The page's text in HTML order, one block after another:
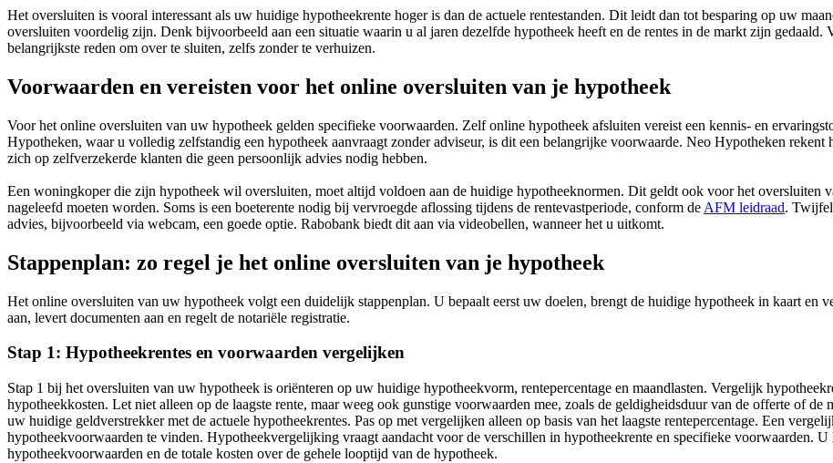
Het oversluiten is vooral interessant als uw huidige hypotheekrente hoger is dan de actuele rentestanden. Dit leidt dan tot besparing op uw
oversluiten voordelig zijn. Denk bijvoorbeeld aan een situatie waarin u al jaren dezelfde hypotheek heeft en de rentes in de markt zijn gedaald.
belangrijkste reden om over te sluiten, zelfs zonder te verhuizen.
Voorwaarden en vereisten voor het online oversluiten van je hypotheek
Voor het online oversluiten van uw hypotheek gelden specifieke voorwaarden. Zelf online hypotheek afsluiten vereist een kennis- en
Hypotheken, waar u volledig zelfstandig een hypotheek aanvraagt zonder adviseur, is dit een belangrijke voorwaarde. Neo Hypotheken
zich op zelfverzekerde klanten die geen persoonlijk advies nodig hebben.
Een woningkoper die zijn hypotheek wil oversluiten, moet altijd voldoen aan de huidige hypotheeknormen. Dit geldt ook voor het oversluiten
nageleefd moeten worden. Soms is een boeterente nodig bij vervroegde aflossing tijdens de rentevastperiode, conform de AFM leidraad.
advies, bijvoorbeeld via webcam, een goede optie. Rabobank biedt dit aan via videobellen, wanneer het u uitkomt.
Stappenplan: zo regel je het online oversluiten van je hypotheek
Het online oversluiten van uw hypotheek volgt een duidelijk stappenplan. U bepaalt eerst uw doelen, brengt de huidige hypotheek in kaart en
aan, levert documenten aan en regelt de notariële registratie.
Stap 1: Hypotheekrentes en voorwaarden vergelijken
Stap 1 bij het oversluiten van uw hypotheek is oriënteren op uw huidige hypotheekvorm, rentepercentage en maandlasten. Vergelijk
hypotheekkosten. Let niet alleen op de laagste rente, maar weeg ook gunstige voorwaarden mee, zoals de geldigheidsduur van de offerte of
uw huidige geldverstrekker met de actuele hypotheekrentes. Pas op met vergelijken alleen op basis van het laagste rentepercentage. Een
hypotheekvoorwaarden te vinden. Hypotheekvergelijking vraagt aandacht voor de verschillen in hypotheekrente en specifieke voorwaarden.
hypotheekvoorwaarden en de totale kosten over de gehele looptijd van de hypotheek.